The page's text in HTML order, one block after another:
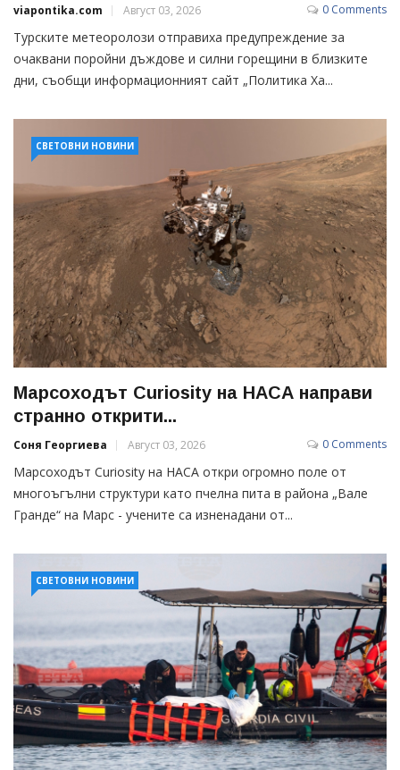
viapontika.com Август 03, 2026 0 Comments
Турските метеоролози отправиха предупреждение за
очаквани поройни дъждове и силни горещини в близките
дни, съобщи информационният сайт „Политика Ха...
СВЕТОВНИ НОВИНИ
Марсоходът Curiosity на НАСА направи
странно открити...
Соня Георгиева Август 03, 2026 0 Comments
Марсоходът Curiosity на НАСА откри огромно поле от
многоъгълни структури като пчелна пита в района „Вале
Гранде“ на Марс - учените са изненадани от...
СВЕТОВНИ НОВИНИ